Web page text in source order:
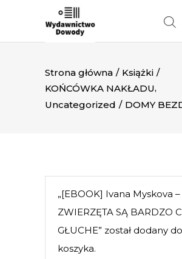
Strona główna / Książki /
KOŃCÓWKA NAKŁADU,
Uncategorized / DOMY
„[EBOOK] Ivana Myskova
ZWIERZĘTA SĄ BARDZO
GŁUCHE” został dodany do
koszyka.